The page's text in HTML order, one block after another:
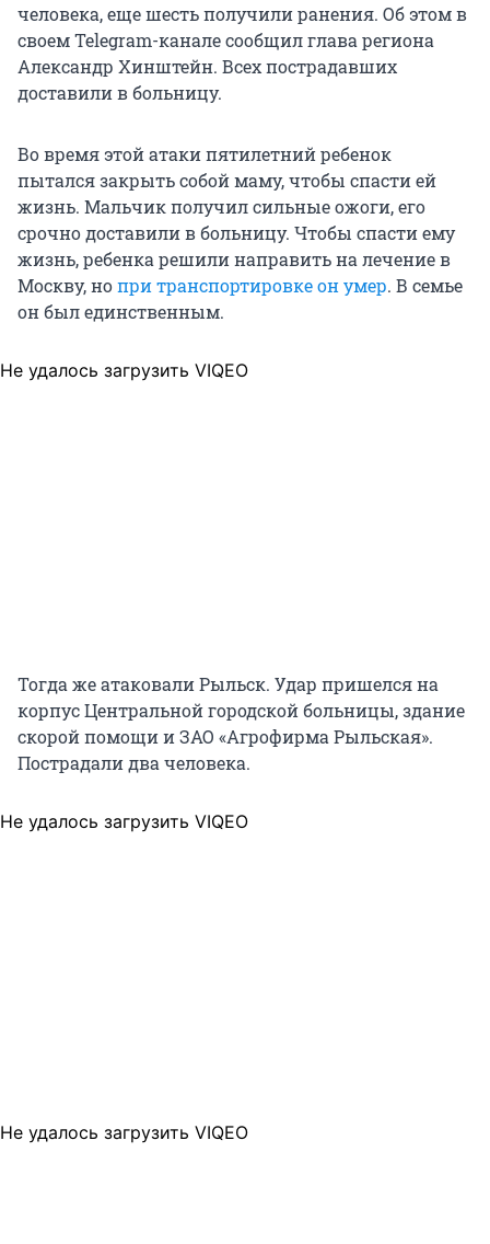
человека, еще шесть получили ранения. Об этом в
своем Telegram-канале сообщил глава региона
Александр Хинштейн. Всех пострадавших
доставили в больницу.
Во время этой атаки пятилетний ребенок
пытался закрыть собой маму, чтобы спасти ей
жизнь. Мальчик получил сильные ожоги, его
срочно доставили в больницу. Чтобы спасти ему
жизнь, ребенка решили направить на лечение в
Москву, нопри транспортировке он умер. В семье
он был единственным.
Не удалось загрузить VIQEO
Тогда же атаковали Рыльск. Удар пришелся на
корпус Центральной городской больницы, здание
скорой помощи и ЗАО «Агрофирма Рыльская».
Пострадали два человека.
Не удалось загрузить VIQEO
Не удалось загрузить VIQEO